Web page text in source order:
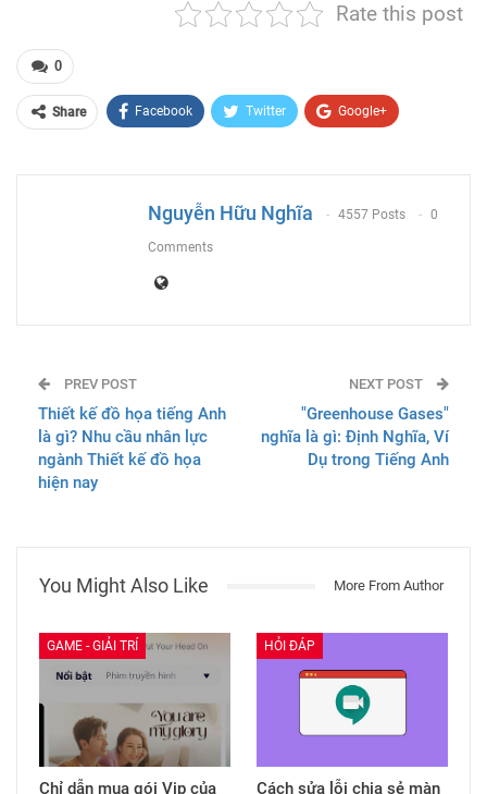
Rate this post
0
Share Facebook Twitter Google+
Nguyễn Hữu Nghĩa 4557 Posts 0
Comments
PREV POST
Thiết kế đồ họa tiếng Anh
là gì? Nhu cầu nhân lực
ngành Thiết kế đồ họa
hiện nay
NEXT POST
"Greenhouse Gases"
nghĩa là gì: Định Nghĩa, Ví
Dụ trong Tiếng Anh
You Might Also Like More From Author
GAME - GIẢI TRÍ
Chỉ dẫn mua gói Vip của
HỎI ĐÁP
Cách sửa lỗi chia sẻ màn